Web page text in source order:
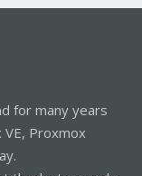
for many years
Proxmox